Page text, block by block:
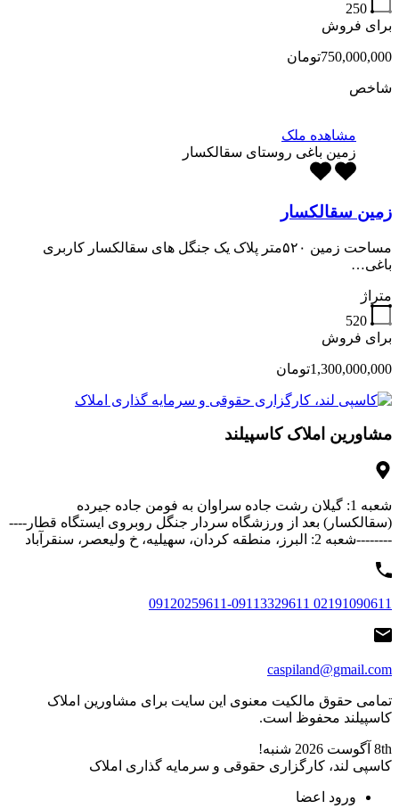
250
برای فروش
750,000,000تومان
شاخص
مشاهده ملک
زمین باغی روستای سقالکسار
زمین سقالکسار
مساحت زمین ۵۲۰متر پلاک یک جنگل های سقالکسار کاربری
باغی…
متراژ
520
برای فروش
1,300,000,000تومان
مشاورین املاک کاسپیلند
شعبه 1: گیلان رشت جاده سراوان به فومن جاده جیرده
(سقالکسار) بعد از ورزشگاه سردار جنگل روبروی ایستگاه قطار----
--------شعبه 2: البرز، منطقه کردان، سهیلیه، خ ولیعصر، سنقرآباد
02191090611 09120259611-09113329611
caspiland@gmail.com
تمامی حقوق مالکیت معنوی این ‌سایت برای مشاورین املاک
کاسپیلند محفوظ است.
8th آگوست 2026
شنبه!
کاسپی لند، کارگزاری حقوقی و سرمایه گذاری املاک
ورود اعضا